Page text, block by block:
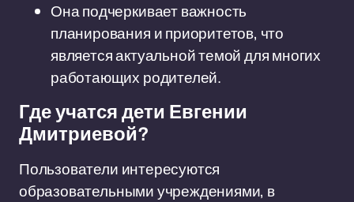
Она подчеркивает важность
планирования и приоритетов, что
является актуальной темой для многих
работающих родителей.
Где учатся дети Евгении
Дмитриевой?
Пользователи интересуются
образовательными учреждениями, в